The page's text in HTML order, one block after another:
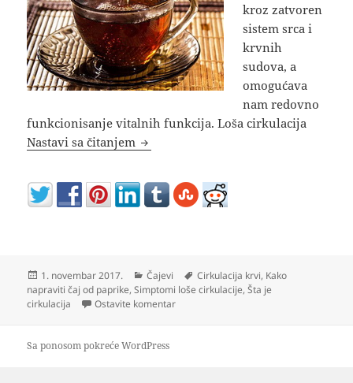
kroz zatvoren
sistem srca i
krvnih
sudova, a
omogućava
nam redovno
funkcionisanje vitalnih funkcija. Loša cirkulacija
Nastavi sa čitanjem Čaj za cirkulaciju od koprive,
Objavljeno
1. novembar 2017. Kategorije
Čajevi Oznake
Cirkulacija krvi, Kako
napraviti čaj od paprike,Simptomi loše cirkulacije,Šta je
cirkulacija
Ostavite komentarna Čaj za cirkulaciju od koprive,
Sa ponosom pokreće WordPress